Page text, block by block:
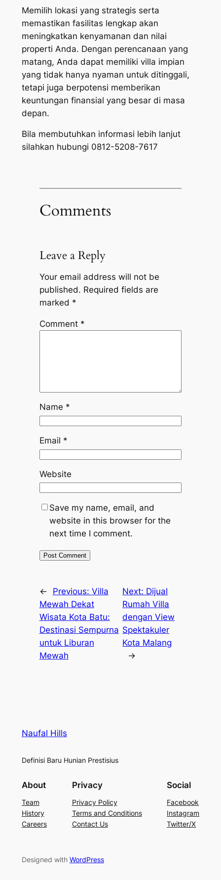
Memilih lokasi yang strategis serta
memastikan fasilitas lengkap akan
meningkatkan kenyamanan dan nilai
properti Anda. Dengan perencanaan yang
matang, Anda dapat memiliki villa impian
yang tidak hanya nyaman untuk ditinggali,
tetapi juga berpotensi memberikan
keuntungan finansial yang besar di masa
depan.
Bila membutuhkan informasi lebih lanjut
silahkan hubungi 0812-5208-7617
Comments
Leave a Reply
Your email address will not be
published. Required fields are
marked *
Comment *
Name *
Email *
Website
Save my name, email, and
website in this browser for the
next time I comment.
← Previous: Villa
Mewah Dekat
Wisata Kota Batu:
Destinasi Sempurna
untuk Liburan
Mewah
Next: Dijual
Rumah Villa
dengan View
Spektakuler
Kota Malang
→
Naufal Hills
Definisi Baru Hunian Prestisius
About
Team
History
Careers
Privacy
Privacy Policy
Terms and Conditions
Contact Us
Social
Facebook
Instagram
Twitter/X
Designed with WordPress